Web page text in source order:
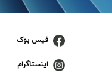
فیس بوک
اینستاگرام